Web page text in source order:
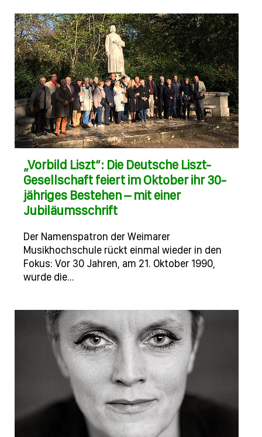
„Vorbild Liszt“: Die Deutsche Liszt-
Gesellschaft feiert im Oktober ihr 30-
jähriges Bestehen – mit einer
Jubiläumsschrift
Der Namenspatron der Weimarer
Musikhochschule rückt einmal wieder in den
Fokus: Vor 30 Jahren, am 21. Oktober 1990,
wurde die…